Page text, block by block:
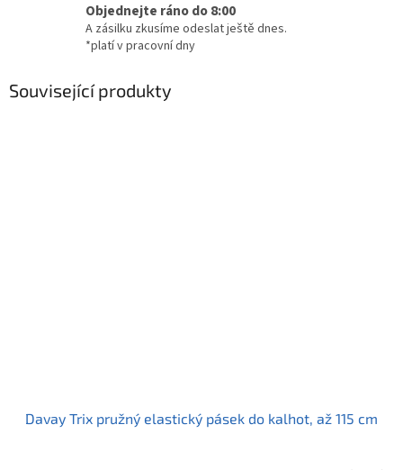
Objednejte ráno do 8:00
A zásilku zkusíme odeslat ještě dnes.
*platí v pracovní dny
Související produkty
Davay Trix pružný elastický pásek do kalhot, až 115 cm